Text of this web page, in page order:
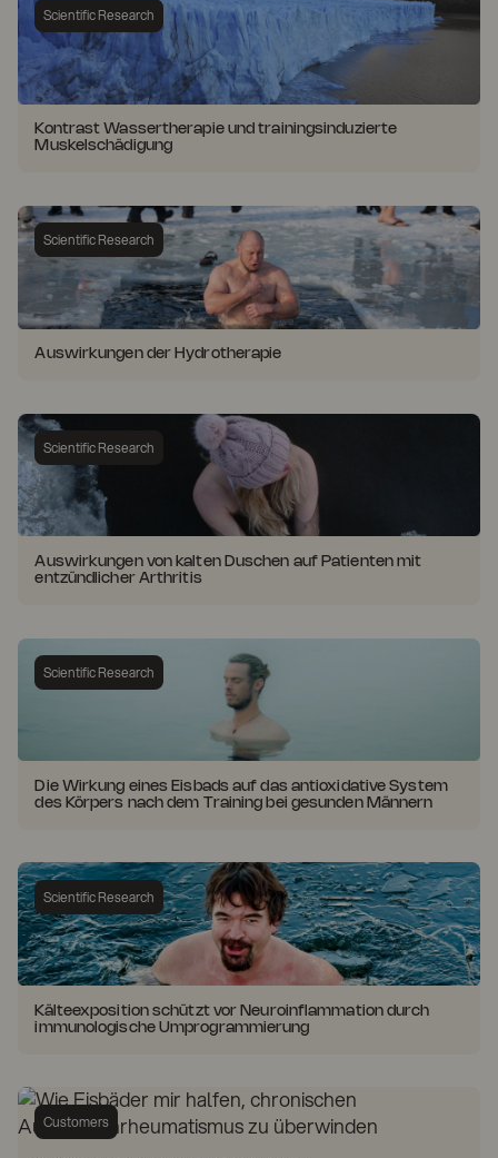
Scientific Research
Kontrast Wassertherapie und trainingsinduzierte
Muskelschädigung
Scientific Research
Auswirkungen der Hydrotherapie
Scientific Research
Auswirkungen von kalten Duschen auf Patienten mit
entzündlicher Arthritis
Scientific Research
Die Wirkung eines Eisbads auf das antioxidative System
des Körpers nach dem Training bei gesunden Männern
Scientific Research
Kälteexposition schützt vor Neuroinflammation durch
immunologische Umprogrammierung
Customers